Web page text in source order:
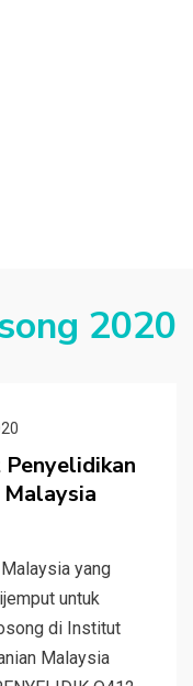
2020
yang
untuk
di Institut
Malaysia